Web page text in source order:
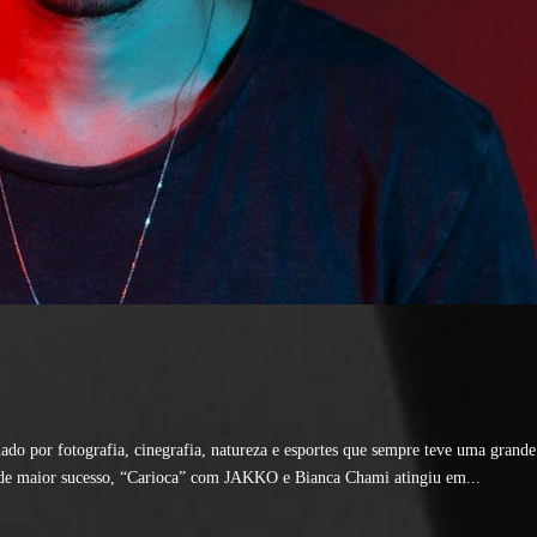
por fotografia, cinegrafia, natureza e esportes que sempre teve uma grande
maior sucesso, “Carioca” com JAKKO e Bianca Chami atingiu em...